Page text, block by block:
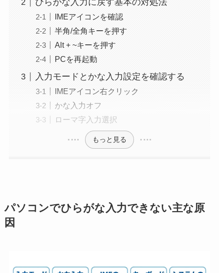
ひらがな入力に戻す基本の対処法
IMEアイコンを確認
半角/全角キーを押す
Alt + ~キーを押す
PCを再起動
入力モードとかな入力設定を確認する
IMEアイコン右クリック
かな入力オフ
ローマ字入力選択
もっと見る
パソコンでひらがな入力できない主な原
因